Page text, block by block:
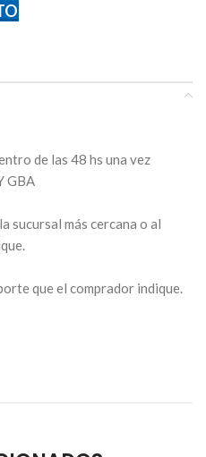
de las 48 hs una vez
GBA
sucursal más cercana o al
que el comprador indique.